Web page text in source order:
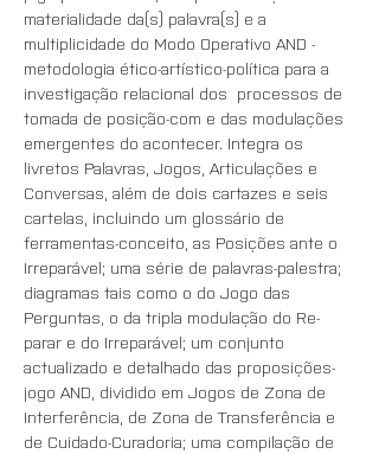
materialidade da(s) palavra(s) e a
multiplicidade do Modo Operativo AND -
metodologia ético-artístico-política para a
investigação relacional dos  processos de
tomada de posição-com e das modulações
emergentes do acontecer. Integra os
livretos Palavras, Jogos, Articulações e
Conversas, além de dois cartazes e seis
cartelas, incluindo um glossário de
ferramentas-conceito, as Posições ante o
Irreparável; uma série de palavras-palestra;
diagramas tais como o do Jogo das
Perguntas, o da tripla modulação do Re-
parar e do Irreparável; um conjunto
actualizado e detalhado das proposições-
jogo AND, dividido em Jogos de Zona de
Interferência, de Zona de Transferência e
de Cuidado-Curadoria; uma compilação de